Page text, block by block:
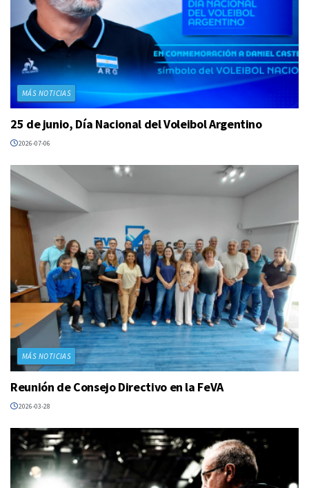
MÁS NOTICIAS
25 de junio, Día Nacional del Voleibol Argentino
2026-07-06
MÁS NOTICIAS
Reunión de Consejo Directivo en la FeVA
2026-03-28